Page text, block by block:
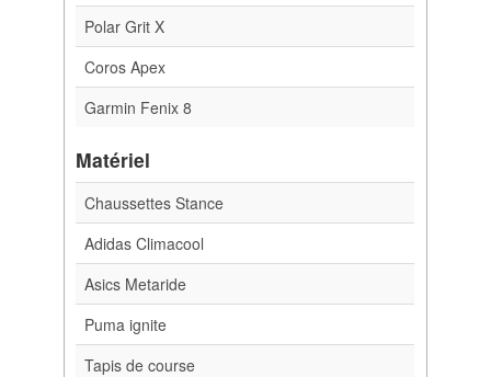
Polar Grit X
Coros Apex
Garmin Fenix 8
Matériel
Chaussettes Stance
Adidas Climacool
Asics Metaride
Puma ignite
Tapis de course